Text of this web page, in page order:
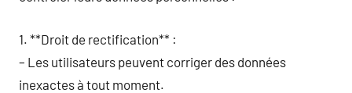
1. **Droit de rectification** :
– Les utilisateurs peuvent corriger des données
inexactes à tout moment.